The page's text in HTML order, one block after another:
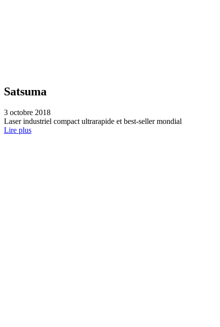
Satsuma
3 octobre 2018
Laser industriel compact ultrarapide et best-seller mondial
Lire plus